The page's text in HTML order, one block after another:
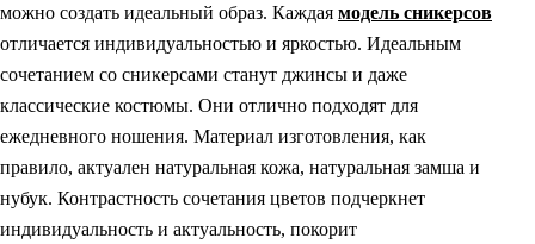
можно создать идеальный образ. Каждая модель сникерсов
отличается индивидуальностью и яркостью. Идеальным
сочетанием со сникерсами станут джинсы и даже
классические костюмы. Они отлично подходят для
ежедневного ношения. Материал изготовления, как
правило, актуален натуральная кожа, натуральная замша и
нубук. Контрастность сочетания цветов подчеркнет
индивидуальность и актуальность, покорит